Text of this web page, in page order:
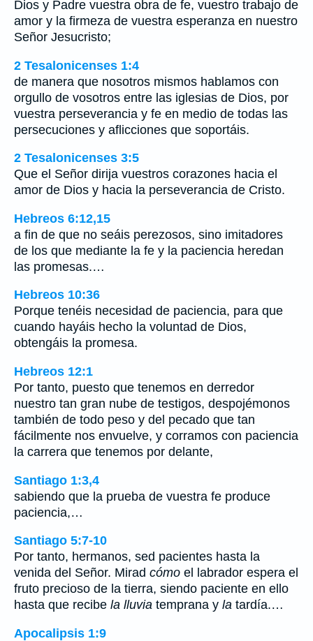
Dios y Padre vuestra obra de fe, vuestro trabajo de
amor y la firmeza de vuestra esperanza en nuestro
Señor Jesucristo;
2 Tesalonicenses 1:4
de manera que nosotros mismos hablamos con
orgullo de vosotros entre las iglesias de Dios, por
vuestra perseverancia y fe en medio de todas las
persecuciones y aflicciones que soportáis.
2 Tesalonicenses 3:5
Que el Señor dirija vuestros corazones hacia el
amor de Dios y hacia la perseverancia de Cristo.
Hebreos 6:12,15
a fin de que no seáis perezosos, sino imitadores
de los que mediante la fe y la paciencia heredan
las promesas.…
Hebreos 10:36
Porque tenéis necesidad de paciencia, para que
cuando hayáis hecho la voluntad de Dios,
obtengáis la promesa.
Hebreos 12:1
Por tanto, puesto que tenemos en derredor
nuestro tan gran nube de testigos, despojémonos
también de todo peso y del pecado que tan
fácilmente nos envuelve, y corramos con paciencia
la carrera que tenemos por delante,
Santiago 1:3,4
sabiendo que la prueba de vuestra fe produce
paciencia,…
Santiago 5:7-10
Por tanto, hermanos, sed pacientes hasta la
venida del Señor. Mirad cómo el labrador espera el
fruto precioso de la tierra, siendo paciente en ello
hasta que recibe la lluvia temprana y la tardía.…
Apocalipsis 1:9